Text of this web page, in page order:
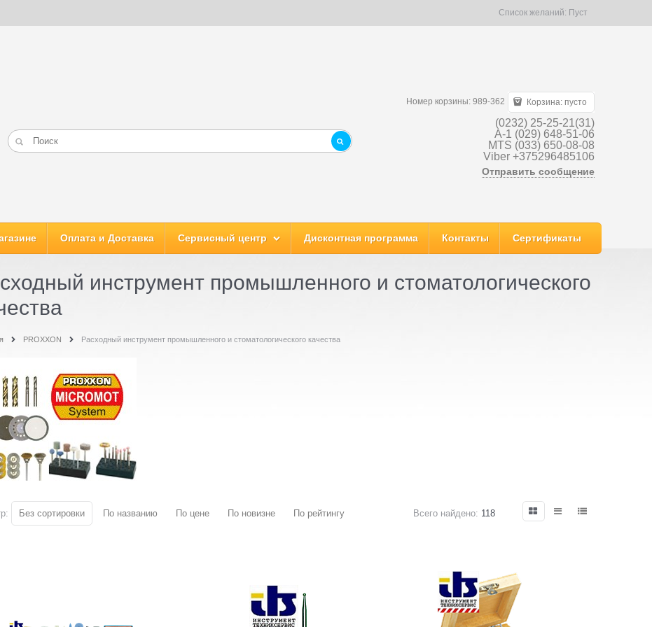
Список желаний: Пуст
Номер корзины: 989-362 Корзина: пусто
(0232) 25-25-21(31)
A-1 (029) 648-51-06
MTS (033) 650-08-08
Viber +375296485106
Отправить сообщение
Оплата и Доставка Сервисный центр Дисконтная программа Контакты Сертификаты
инструмент промышленного и стоматологического
PROXXON Расходный инструмент промышленного и стоматологического качества
Без сортировки По названию По цене По новизне По рейтингу Всего найдено: 118